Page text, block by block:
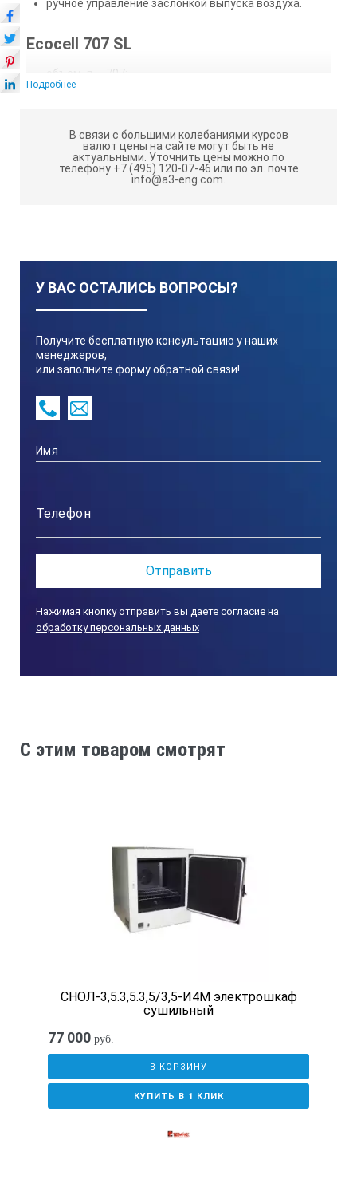
ручное управление заслонкой выпуска воздуха.
Ecocell 707 SL
объем, л — 707;
на роликах;
габариты, ШхВхГ, мм — 1160×1910×790;
каплеприемник, листовой металл, нерж. сталь;
стальное исполнение внешней отделки;
404/707 л;
Подробнее
В связи с большими колебаниями курсов
валют цены на сайте могут быть не
актуальными. Уточнить цены можно по
телефону +7 (495) 120-07-46 или по эл. почте
info@a3-eng.com.
У ВАС ОСТАЛИСЬ ВОПРОСЫ?
Получите бесплатную консультацию у наших
менеджеров,
или заполните форму обратной связи!
Нажимая кнопку отправить вы даете согласие на
обработку персональных данных
C этим товаром смотрят
СНОЛ-3,5.3,5.3,5/3,5-И4М электрошкаф
сушильный
77 000 руб.
В КОРЗИНУ
КУПИТЬ В 1 КЛИК